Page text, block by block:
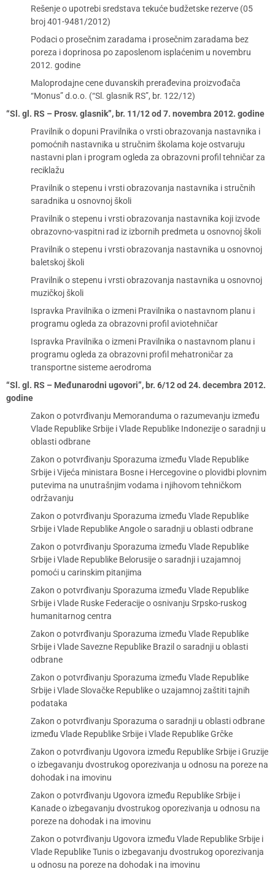
Rešenje o upotrebi sredstava tekuće budžetske rezerve (05
broj 401-9481/2012)
Podaci o prosečnim zaradama i prosečnim zaradama bez
poreza i doprinosa po zaposlenom isplaćenim u novembru
2012. godine
Maloprodajne cene duvanskih prerađevina proizvođača
“Monus” d.o.o. (“Sl. glasnik RS”, br. 122/12)
“Sl. gl. RS – Prosv. glasnik”, br. 11/12 od 7. novembra 2012. godine
Pravilnik o dopuni Pravilnika o vrsti obrazovanja nastavnika i
pomoćnih nastavnika u stručnim školama koje ostvaruju
nastavni plan i program ogleda za obrazovni profil tehničar za
reciklažu
Pravilnik o stepenu i vrsti obrazovanja nastavnika i stručnih
saradnika u osnovnoj školi
Pravilnik o stepenu i vrsti obrazovanja nastavnika koji izvode
obrazovno-vaspitni rad iz izbornih predmeta u osnovnoj školi
Pravilnik o stepenu i vrsti obrazovanja nastavnika u osnovnoj
baletskoj školi
Pravilnik o stepenu i vrsti obrazovanja nastavnika u osnovnoj
muzičkoj školi
Ispravka Pravilnika o izmeni Pravilnika o nastavnom planu i
programu ogleda za obrazovni profil aviotehničar
Ispravka Pravilnika o izmeni Pravilnika o nastavnom planu i
programu ogleda za obrazovni profil mehatroničar za
transportne sisteme aerodroma
“Sl. gl. RS – Međunarodni ugovori”, br. 6/12 od 24. decembra 2012.
godine
Zakon o potvrđivanju Memoranduma o razumevanju između
Vlade Republike Srbije i Vlade Republike Indonezije o saradnji u
oblasti odbrane
Zakon o potvrđivanju Sporazuma između Vlade Republike
Srbije i Vijeća ministara Bosne i Hercegovine o plovidbi plovnim
putevima na unutrašnjim vodama i njihovom tehničkom
održavanju
Zakon o potvrđivanju Sporazuma između Vlade Republike
Srbije i Vlade Republike Angole o saradnji u oblasti odbrane
Zakon o potvrđivanju Sporazuma između Vlade Republike
Srbije i Vlade Republike Belorusije o saradnji i uzajamnoj
pomoći u carinskim pitanjima
Zakon o potvrđivanju Sporazuma između Vlade Republike
Srbije i Vlade Ruske Federacije o osnivanju Srpsko-ruskog
humanitarnog centra
Zakon o potvrđivanju Sporazuma između Vlade Republike
Srbije i Vlade Savezne Republike Brazil o saradnji u oblasti
odbrane
Zakon o potvrđivanju Sporazuma između Vlade Republike
Srbije i Vlade Slovačke Republike o uzajamnoj zaštiti tajnih
podataka
Zakon o potvrđivanju Sporazuma o saradnji u oblasti odbrane
između Vlade Republike Srbije i Vlade Republike Grčke
Zakon o potvrđivanju Ugovora između Republike Srbije i Gruzije
o izbegavanju dvostrukog oporezivanja u odnosu na poreze na
dohodak i na imovinu
Zakon o potvrđivanju Ugovora između Republike Srbije i
Kanade o izbegavanju dvostrukog oporezivanja u odnosu na
poreze na dohodak i na imovinu
Zakon o potvrđivanju Ugovora između Vlade Republike Srbije i
Vlade Republike Tunis o izbegavanju dvostrukog oporezivanja
u odnosu na poreze na dohodak i na imovinu